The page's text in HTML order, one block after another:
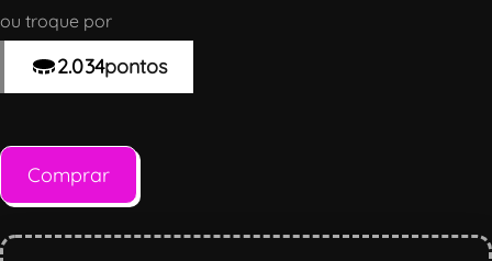
ou troque por
2.034pontos
Comprar